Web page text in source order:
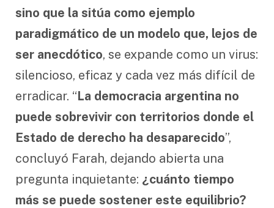
sino que la sitúa como ejemplo
paradigmático de un modelo que, lejos de
ser anecdótico, se expande como un virus:
silencioso, eficaz y cada vez más difícil de
erradicar. “La democracia argentina no
puede sobrevivir con territorios donde el
Estado de derecho ha desaparecido”,
concluyó Farah, dejando abierta una
pregunta inquietante: ¿cuánto tiempo
más se puede sostener este equilibrio?